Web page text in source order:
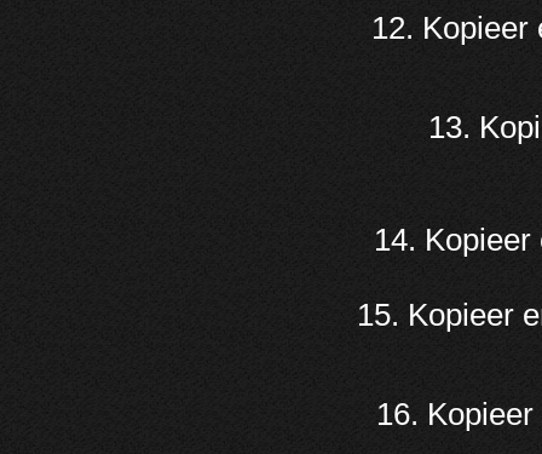
12. Kopieer
13.
14.
15. Kopieer
16.